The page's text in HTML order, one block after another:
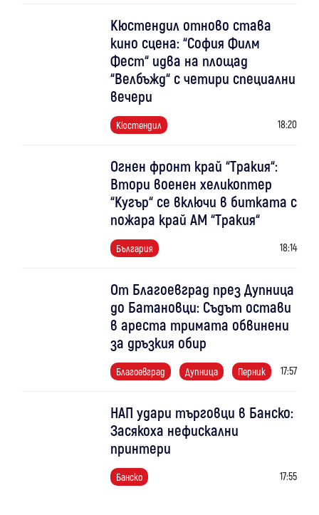
Кюстендил отново става
кино сцена: “София Филм
Фест“ идва на площад
“Велбъжд“ с четири специални
вечери
Кюстендил 18:20
Огнен фронт край “Тракия“:
Втори военен хеликоптер
“Кугър“ се включи в битката с
пожара край АМ “Тракия“
България 18:14
От Благоевград през Дупница
до Батановци: Съдът остави
в ареста тримата обвинени
за дръзкия обир
Благоевград Дупница Перник 17:57
НАП удари търговци в Банско:
Засякоха нефискални
принтери
Банско 17:55